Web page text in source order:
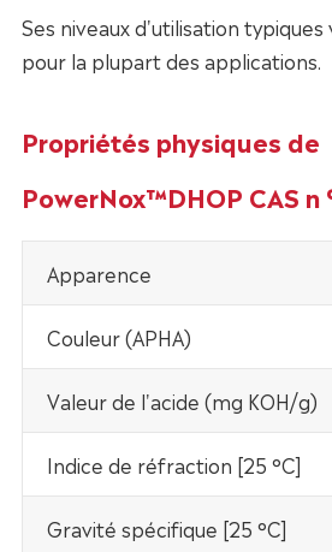
Ses niveaux d'utilisation typiques
pour la plupart des applications.
Propriétés physiques de
PowerNox™DHOP CAS
Apparence
Couleur (APHA)
Valeur de l'acide (mg KOH/g)
Indice de réfraction [25 °C]
Gravité spécifique [25 °C]